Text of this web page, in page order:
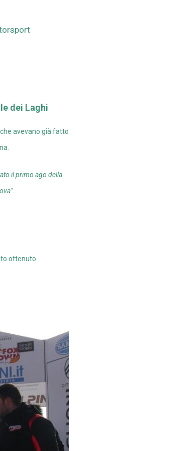
dei Laghi
avevano già fatto
il primo ago della
ottenuto